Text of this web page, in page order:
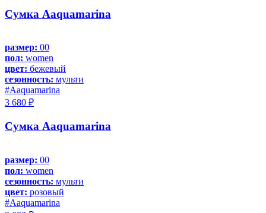
Сумка Aaquamarina
размер: 00
пол: women
цвет: бежевый
сезонность: мульти
#Aaquamarina
3 680 ₽
Сумка Aaquamarina
размер: 00
пол: women
сезонность: мульти
цвет: розовый
#Aaquamarina